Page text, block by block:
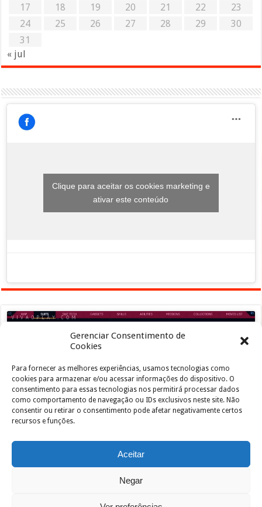
Gerenciar Consentimento de
Cookies
Para fornecer as melhores experiências, usamos tecnologias como
cookies para armazenar e/ou acessar informações do dispositivo. O
consentimento para essas tecnologias nos permitirá processar dados
como comportamento de navegação ou IDs exclusivos neste site. Não
consentir ou retirar o consentimento pode afetar negativamente certos
recursos e funções.
Aceitar
Negar
17
18 19 20 21 22
23
24
25 26 27 28 29
30
31
« jul
Clique para aceitar os cookies marketing e
ativar este conteúdo
Clique para aceitar os cookies marketing e
ativar este conteúdo
João de Jesus Junior| Designed by